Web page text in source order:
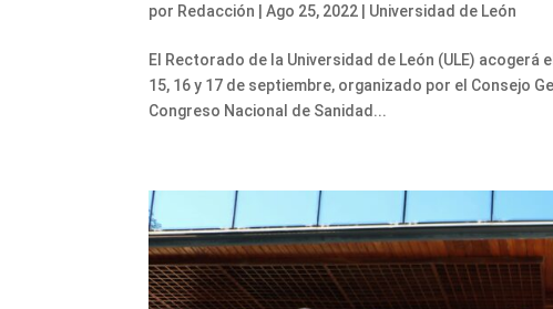
por Redacción |Ago 25, 2022 | Universidad de León
El Rectorado de la Universidad de León (ULE)
15, 16 y 17 de septiembre, organizado por el Consejo
Congreso Nacional de Sanidad...